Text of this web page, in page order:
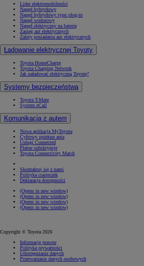
Lider elektromobilności
Napęd hybrydowy
Napęd hybrydowy typu plug-in
Napęd wodorowy
Napęd elektryczny na baterię
Zasięg aut elektrycznych
Zalety posiadania aut elektrycznych
Ładowanie elektrycznej Toyoty
Toyota HomeCharge
Toyota Charging Network
Jak naładować elektryczną Toyotę?
Systemy bezpieczeństwa
Toyota T-Mate
System eCall
Komunikacja z autem
Nowa aplikacja MyToyota
Cyfrowy opiekun auta
Usługi Connected
Płatne subskrypcje
Toyota Connectivity Match
Skontaktuj się z nami
Polityka ciasteczek
Deklaracja dostępności
(Opens in new window)
(Opens in new window)
(Opens in new window)
(Opens in new window)
Copyright © Toyota 2026
Informacje prawne
Polityka prywatności
Udostępnianie danych
Przetwarzanie danych osobowych